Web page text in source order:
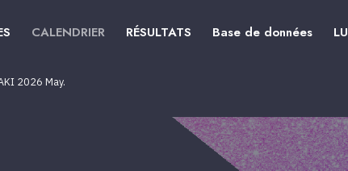
CALENDRIER RÉSULTATS Base de données
2026 May.